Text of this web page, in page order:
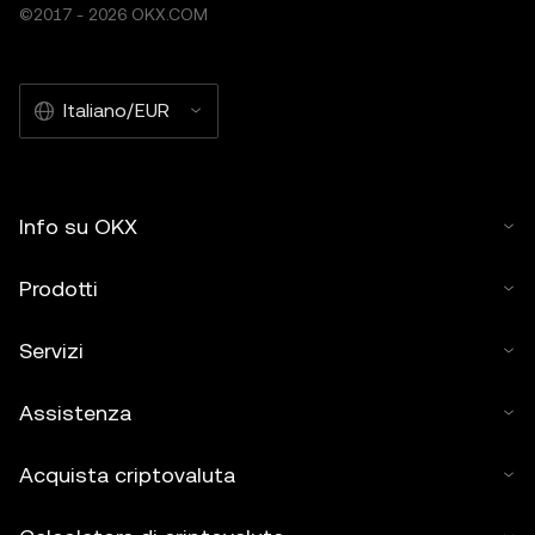
©2017 - 2026 OKX.COM
Italiano/EUR
Info su OKX
Prodotti
Servizi
Assistenza
Acquista criptovaluta